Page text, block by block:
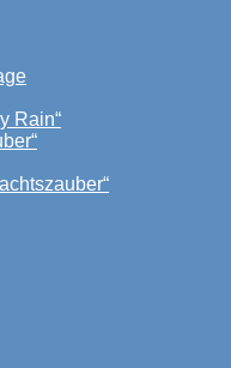
Rain“